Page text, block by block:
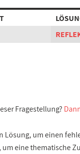
Fragestellung?
Lösung, um einen
um eine thematische